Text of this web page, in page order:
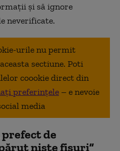
și să ignore
neverificate.
urile nu permit
sectiune. Poti
coookie direct din
preferințele – e nevoie
media
de
niște fisuri”